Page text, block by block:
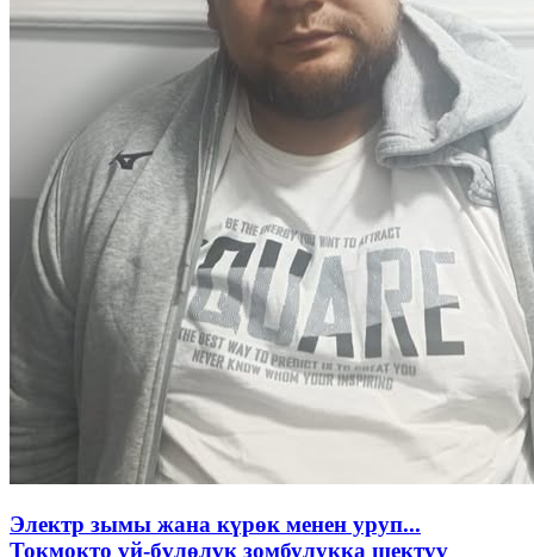
Электр зымы жана күрөк менен уруп...
Токмокто үй-бүлөлүк зомбулукка шектүү